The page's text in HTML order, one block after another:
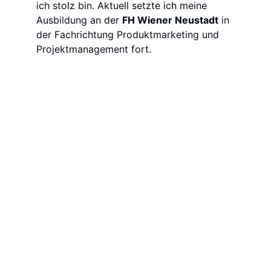
ich stolz bin. Aktuell setzte ich meine
Ausbildung an der FH Wiener Neustadt in
der Fachrichtung Produktmarketing und
Projektmanagement fort.